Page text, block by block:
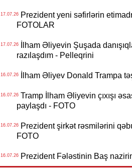
17.07.26Prezident yeni səfirlərin
FOTOLAR
17.07.26İlham Əliyevin Şuşada
razılaşdım - Pelleqrini
16.07.26İlham Əliyev Donald Trampa
16.07.26Tramp İlham Əliyevin çıxışı
paylaşdı - FOTO
16.07.26Prezident şirkət rəsmilərini
FOTO
16.07.26Prezident Fələstinin Baş